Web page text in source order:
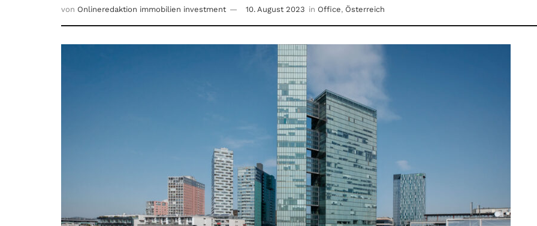
von Onlineredaktion immobilien investment 10. August 2023 in Office, Österreich